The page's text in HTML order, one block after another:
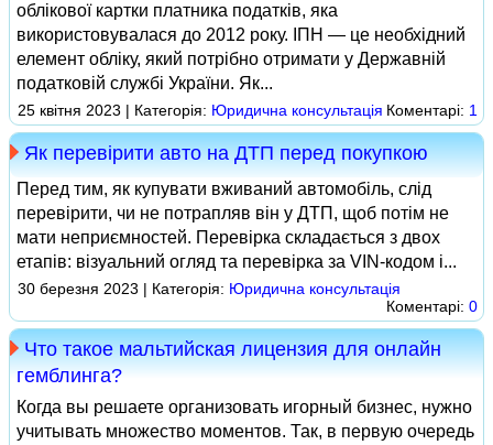
облікової картки платника податків, яка
використовувалася до 2012 року. ІПН — це необхідний
елемент обліку, який потрібно отримати у Державній
податковій службі України. Як...
25 квітня 2023 | Категорія: Юридична консультація Коментарі: 1
Як перевірити авто на ДТП перед покупкою
Перед тим, як купувати вживаний автомобіль, слід
перевірити, чи не потрапляв він у ДТП, щоб потім не
мати неприємностей. Перевірка складається з двох
етапів: візуальний огляд та перевірка за VIN-кодом і...
30 березня 2023 | Категорія: Юридична консультація
Коментарі: 0
Что такое мальтийская лицензия для онлайн
гемблинга?
Когда вы решаете организовать игорный бизнес, нужно
учитывать множество моментов. Так, в первую очередь